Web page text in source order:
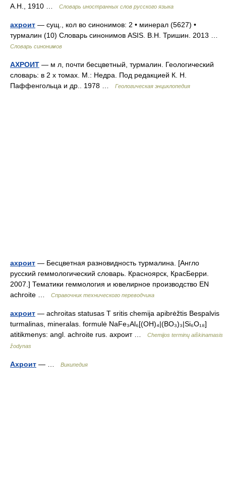
А.Н., 1910 …
Словарь иностранных слов русского языка
ахроит — сущ., кол во синонимов: 2 • минерал (5627) •
турмалин (10) Словарь синонимов ASIS. В.Н. Тришин. 2013 …
Словарь синонимов
АХРОИТ — м л, почти бесцветный, турмалин. Геологический
словарь: в 2 х томах. М.: Недра. Под редакцией К. Н.
Паффенгольца и др.. 1978 …
Геологическая энциклопедия
ахроит — Бесцветная разновидность турмалина. [Англо
русский геммологический словарь. Красноярск, КрасБерри.
2007.] Тематики геммология и ювелирное производство EN
achroite …
Справочник технического переводчика
ахроит — achroitas statusas T sritis chemija apibrėžtis Bespalvis
turmalinas, mineralas. formulė NaFe₃Al₆[(OH)₄|(BO₃)₃|Si₆O₁₈]
atitikmenys: angl. achroite rus. ахроит …
Chemijos terminų aiškinamasis
žodynas
Ахроит — … Википедия